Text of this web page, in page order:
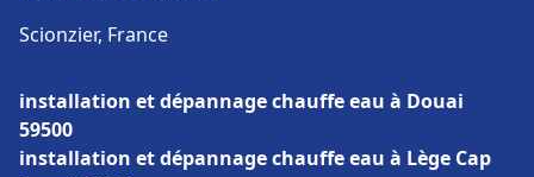
Scionzier, France
installation et dépannage chauffe eau à Douai
59500
installation et dépannage chauffe eau à Lège Cap